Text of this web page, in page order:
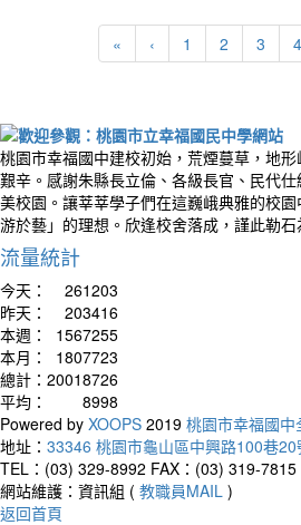
« ‹ 1 2 3 4
桃園市幸福國中建校初始，荒煙蔓草，地
艱辛。感謝朱縣長立倫、各級長官、民代
美校園。讓莘莘學子們在這巍峨典雅的校
游於藝」的理想。欣逢校舍落成，謹此勒石
流量統計
今天：
261203
昨天：
203416
本週：
1567255
本月：
1807723
總計： 20018726
平均：
8998
Powered by XOOPS 2019 桃園市幸福國中
地址： 33346 桃園市龜山區中興路100巷
TEL：(03) 329-8992 FAX：(03) 319-7815
網站維護：資訊組 ( 教職員MAIL )
返回首頁